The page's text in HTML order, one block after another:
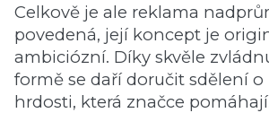
Celkově je ale reklama
povedená, její koncept je
ambiciózní. Díky skvěle
formě se daří doručit sdělení
hrdosti, která značce